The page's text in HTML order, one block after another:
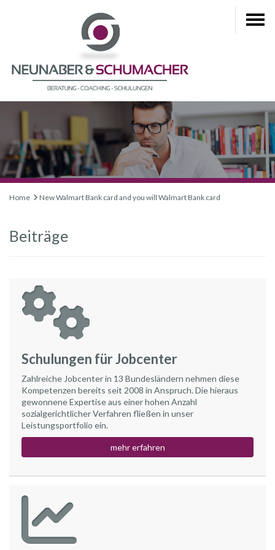
Home New Walmart Bank card and you will Walmart Bank card
Beiträge
Schulungen für Jobcenter
Zahlreiche Jobcenter in 13 Bundesländern nehmen diese
Kompetenzen bereits seit 2008 in Anspruch. Die hieraus
gewonnene Expertise aus einer hohen Anzahl
sozialgerichtlicher Verfahren fließen in unser
Leistungsportfolio ein.
mehr erfahren